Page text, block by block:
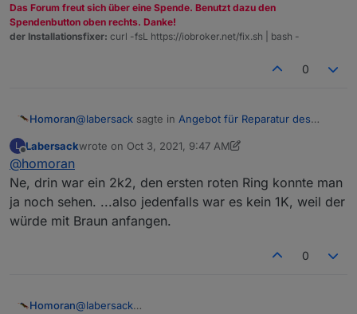
Das Forum freut sich über eine Spende. Benutzt dazu den
Spendenbutton oben rechts. Danke!
der Installationsfixer: curl -fsL https://iobroker.net/fix.sh | bash -
0
Homoran@labersack sagte in Angebot für Reparatur des
Laut Schalterbeschriftung schalten die Relais 1A,
macht also 2,3KW. Das habe ich natürlich nicht
simuliert.
Laut Bedienungsanleitung:
Schaltvermögen: 250 W Motorlast
Vielleicht war auch deswegen nur ein 1k R-Si drin (im
L
Offline
Labersackwrote on Oct 3, 2021, 9:47 AM
last edited by LabersackOct 3, 2021, 11:50 AM
@homoran
Ne, drin war ein 2k2, den ersten roten Ring konnte man
ja noch sehen. ...also jedenfalls war es kein 1K, weil der
würde mit Braun anfangen.
0
Homoran@labersack